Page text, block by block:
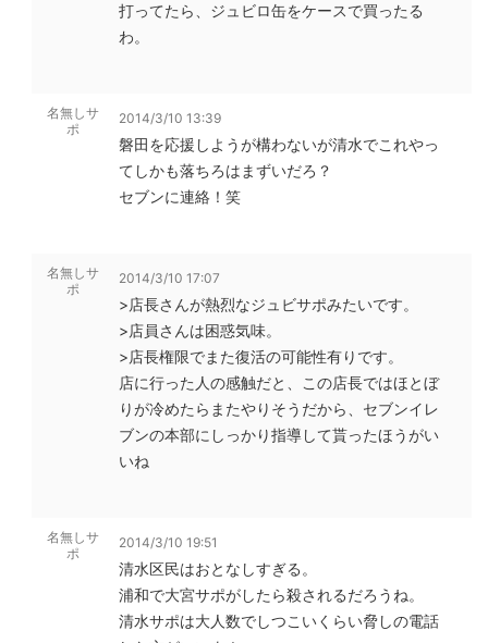
打ってたら、ジュビロ缶をケースで買ったる
わ。
名無しサ
ポ
2014/3/10 13:39
磐田を応援しようが構わないが清水でこれやっ
てしかも落ちろはまずいだろ？
セブンに連絡！笑
名無しサ
ポ
2014/3/10 17:07
>店長さんが熱烈なジュビサポみたいです。
>店員さんは困惑気味。
>店長権限でまた復活の可能性有りです。
店に行った人の感触だと、この店長ではほとぼ
りが冷めたらまたやりそうだから、セブンイレ
ブンの本部にしっかり指導して貰ったほうがい
いね
名無しサ
ポ
2014/3/10 19:51
清水区民はおとなしすぎる。
浦和で大宮サポがしたら殺されるだろうね。
清水サポは大人数でしつこいくらい脅しの電話